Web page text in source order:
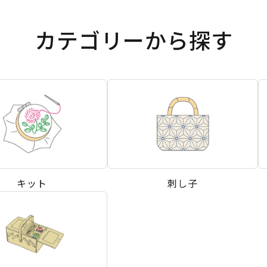
カテゴリーから探す
キット 刺し子